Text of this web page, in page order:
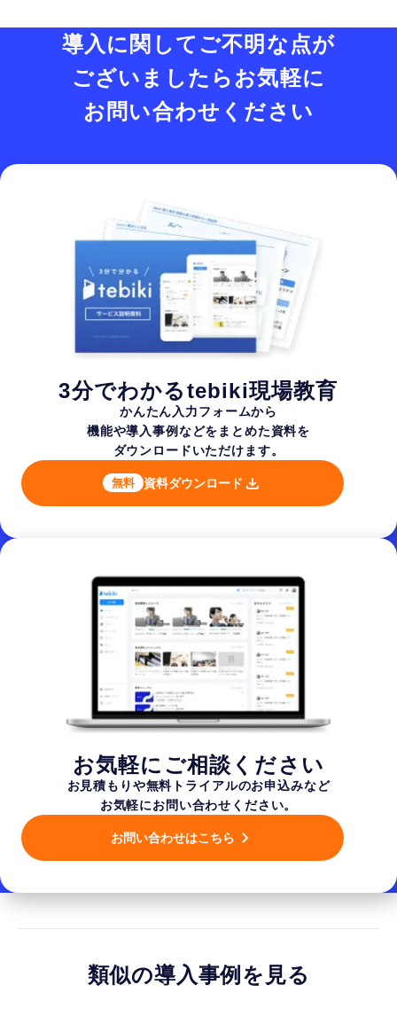
導入に関してご不明な点が
ございましたら お気軽に
お問い合わせください
3分でわかるtebiki現場教育
かんたん入力フォームから
機能や導入事例などを まとめた資料を
ダウンロードいただけます。
無料 資料ダウンロード
お気軽にご相談ください
お見積もりや無料トライアルのお申込みなど
お気軽にお問い合わせください。
お問い合わせはこちら
類似の導入事例を見る